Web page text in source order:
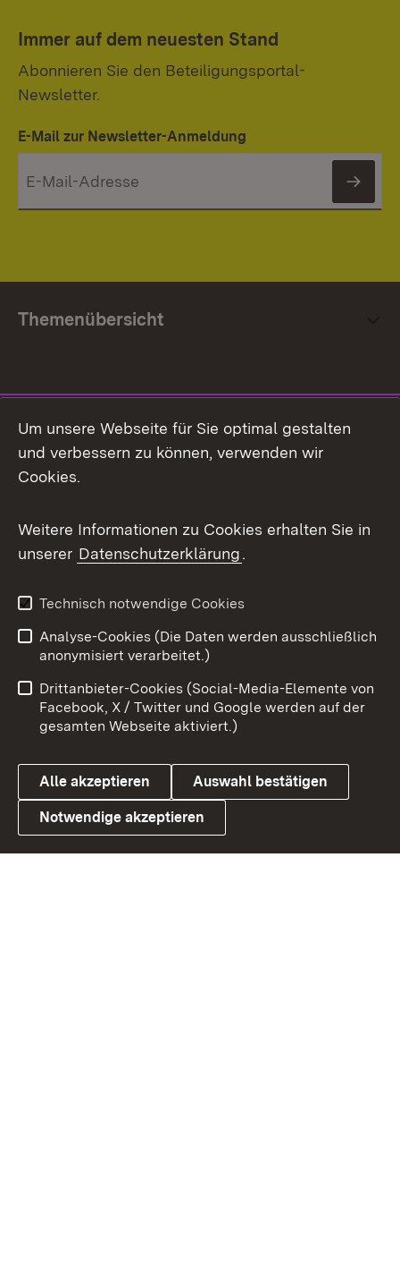
Immer auf dem neuesten Stand
Abonnieren Sie den Beteiligungsportal-
Newsletter.
E-Mail zur Newsletter-Anmeldung
Themenübersicht
Facebook
X / Twitter
Youtube
Link zum Landesportal
Impressum
Kontakt
Barrierefreiheit
Datenschutz
Cookies
Um unsere Webseite für Sie optimal gestalten
und verbessern zu können, verwenden wir
Cookies.
Weitere Informationen zu Cookies erhalten Sie in
unserer Datenschutzerklärung.
Technisch notwendige Cookies
Analyse-Cookies (Die Daten werden ausschließlich
anonymisiert verarbeitet.)
Drittanbieter-Cookies (Social-Media-Elemente von
Facebook, X / Twitter und Google werden auf der
gesamten Webseite aktiviert.)
Alle akzeptieren Auswahl bestätigen
Notwendige akzeptieren